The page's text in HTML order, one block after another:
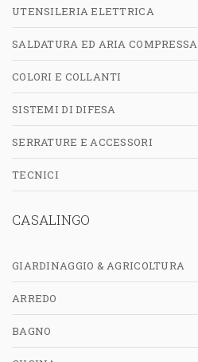
UTENSILERIA ELETTRICA
SALDATURA ED ARIA COMPRESSA
COLORI E COLLANTI
SISTEMI DI DIFESA
SERRATURE E ACCESSORI
TECNICI
CASALINGO
GIARDINAGGIO & AGRICOLTURA
ARREDO
BAGNO